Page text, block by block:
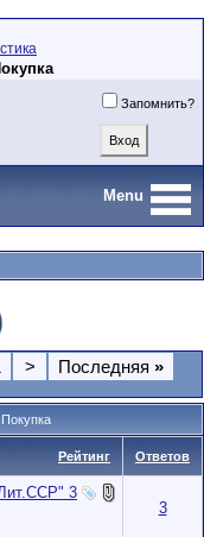
Запомнить?
Menu
> Последняя »
Рейтинг Ответов
3
3